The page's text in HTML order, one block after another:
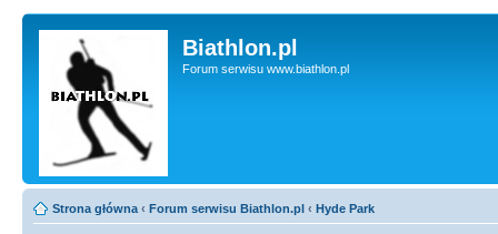
Biathlon.pl
Forum serwisu www.biathlon.pl
Strona główna ‹ Forum serwisu Biathlon.pl ‹ Hyde Park